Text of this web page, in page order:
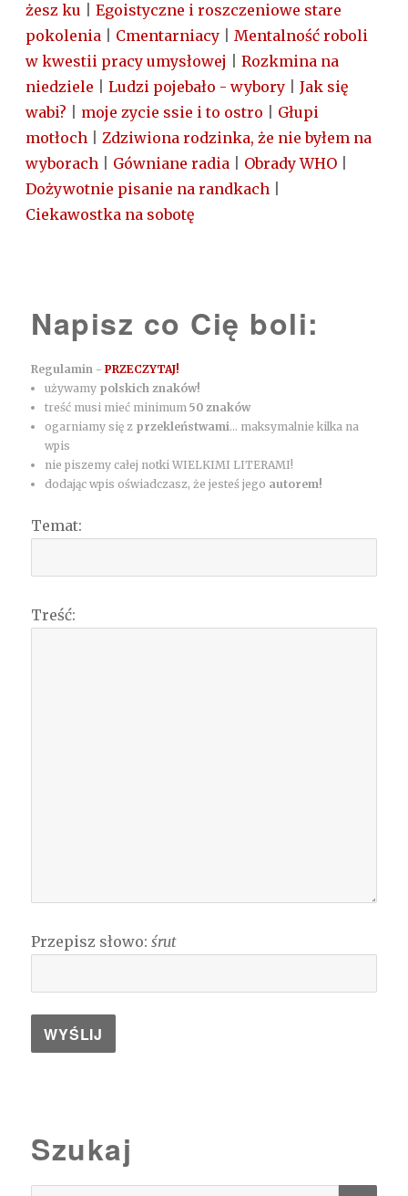
żesz ku
Egoistyczne i roszczeniowe stare
pokolenia
Cmentarniacy
Mentalność roboli
w kwestii pracy umysłowej
Rozkmina na
niedziele
Ludzi pojebało - wybory
Jak się
wabi?
moje zycie ssie i to ostro
Głupi
motłoch
Zdziwiona rodzinka, że nie byłem na
wyborach
Gówniane radia Obrady WHO
Dożywotnie pisanie na randkach
Ciekawostka na sobotę
Napisz co Cię boli:
Regulamin -PRZECZYTAJ!
używamy polskich znaków!
treść musi mieć minimum50 znaków
ogarniamy się z przekleństwami... maksymalnie kilka na
wpis
nie piszemy całej notki WIELKIMI LITERAMI!
dodając wpis oświadczasz, że jesteś jego autorem!
Temat:
Treść:
Przepisz słowo:śrut
Szukaj